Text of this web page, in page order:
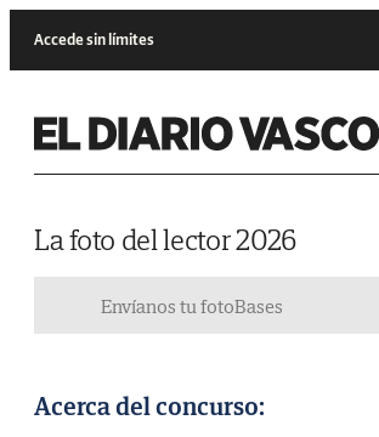
Accede sin límites
La foto del lector 2026
Envíanos tu fotoBases
Acerca del concurso: